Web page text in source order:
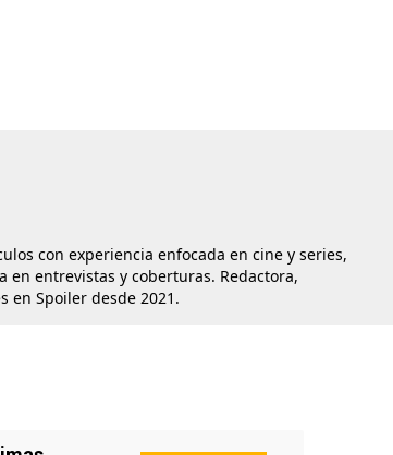
con experiencia enfocada en cine y series,
en entrevistas y coberturas. Redactora,
en Spoiler desde 2021.